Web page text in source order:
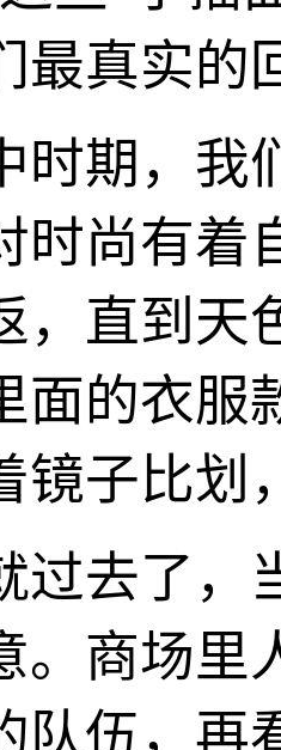
最真实的
时期，我
时尚有着
，直到天
面的衣服
镜子比划
过去了，
。商场里
队伍，再